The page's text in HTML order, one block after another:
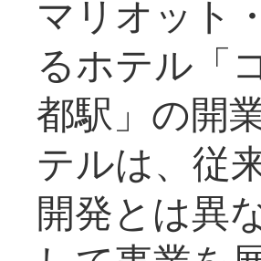
マリオット
るホテル「
都駅」の開
テルは、従
開発とは異